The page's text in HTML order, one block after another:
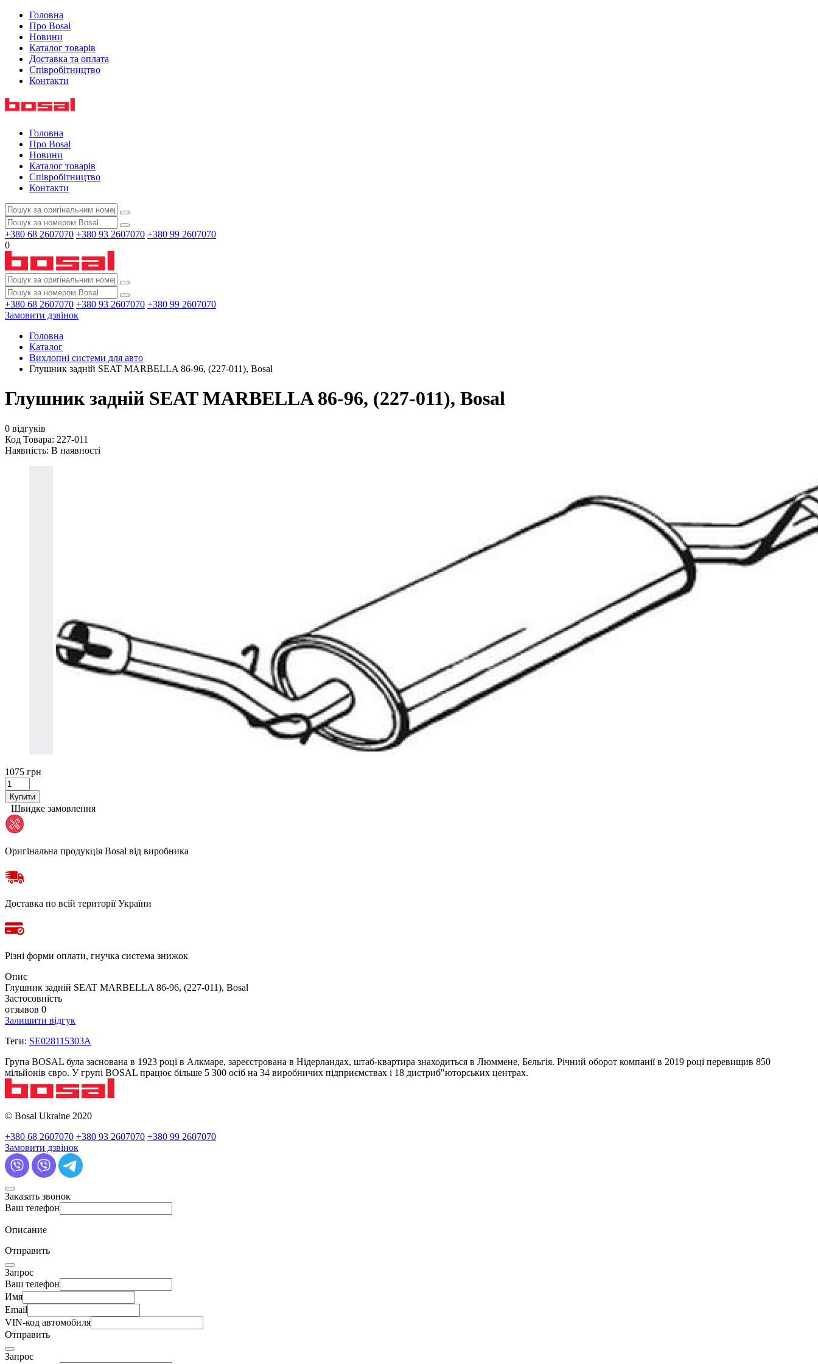
Головна
Про Bosal
Новини
Каталог товарів
Доставка та оплата
Співробітництво
Контакти
Головна
Про Bosal
Новини
Каталог товарів
Співробітництво
Контакти
+380 68 2607070 +380 93 2607070 +380 99 2607070
0
+380 68 2607070 +380 93 2607070 +380 99 2607070
Замовити дзвінок
Головна
Каталог
Вихлопні системи для авто
Глушник задній SEAT MARBELLA 86-96, (227-011), Bosal
Глушник задній SEAT MARBELLA 86-96, (227-011), Bosal
0 відгуків
Код Товара: 227-011
Наявність: В наявності
1075 грн
Купити
Швидке замовлення
Оригінальна продукція Bosal від виробника
Доставка по всій території України
Різні форми оплати, гнучка система знижок
Опис
Глушник задній SEAT MARBELLA 86-96, (227-011), Bosal
Застосовність
отзывов 0
Залишити відгук
Теги: SE028115303A
Група BOSAL була заснована в 1923 році в Алкмаре, зареєстрована в Нідерландах, штаб-квартира знаходиться в Люммене, Бельгія. Річний оборот компанії в 2019 році перевищив 850
мільйонів євро. У групі BOSAL працює більше 5 300 осіб на 34 виробничих підприємствах і 18 дистриб"юторських центрах.
© Bosal Ukraine 2020
+380 68 2607070 +380 93 2607070 +380 99 2607070
Замовити дзвінок
Заказать звонок
Ваш телефон
Описание
Отправить
Запрос
Ваш телефон
Имя
Email
VIN-код автомобиля
Отправить
Запрос